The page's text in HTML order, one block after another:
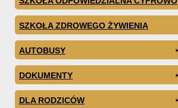
SZKOŁA ZDROWEGO ŻYWIENIA
AUTOBUSY
DOKUMENTY
DLA RODZICÓW